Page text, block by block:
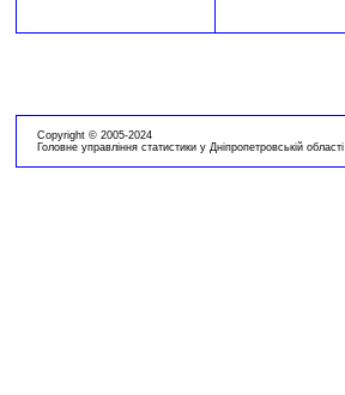
Copyright © 2005-2024
Головне управління статистики у Дніпропетровській області